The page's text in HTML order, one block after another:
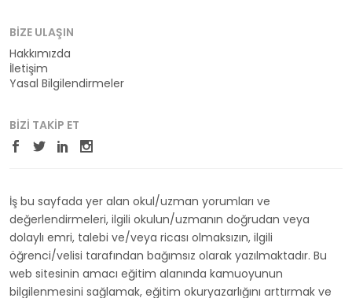
BIZE ULAŞIN
Hakkımızda
İletişim
Yasal Bilgilendirmeler
BIZI TAKIP ET
İş bu sayfada yer alan okul/uzman yorumları ve
değerlendirmeleri, ilgili okulun/uzmanın doğrudan veya
dolaylı emri, talebi ve/veya ricası olmaksızın, ilgili
öğrenci/velisi tarafından bağımsız olarak yazılmaktadır. Bu
web sitesinin amacı eğitim alanında kamuoyunun
bilgilenmesini sağlamak, eğitim okuryazarlığını arttırmak ve